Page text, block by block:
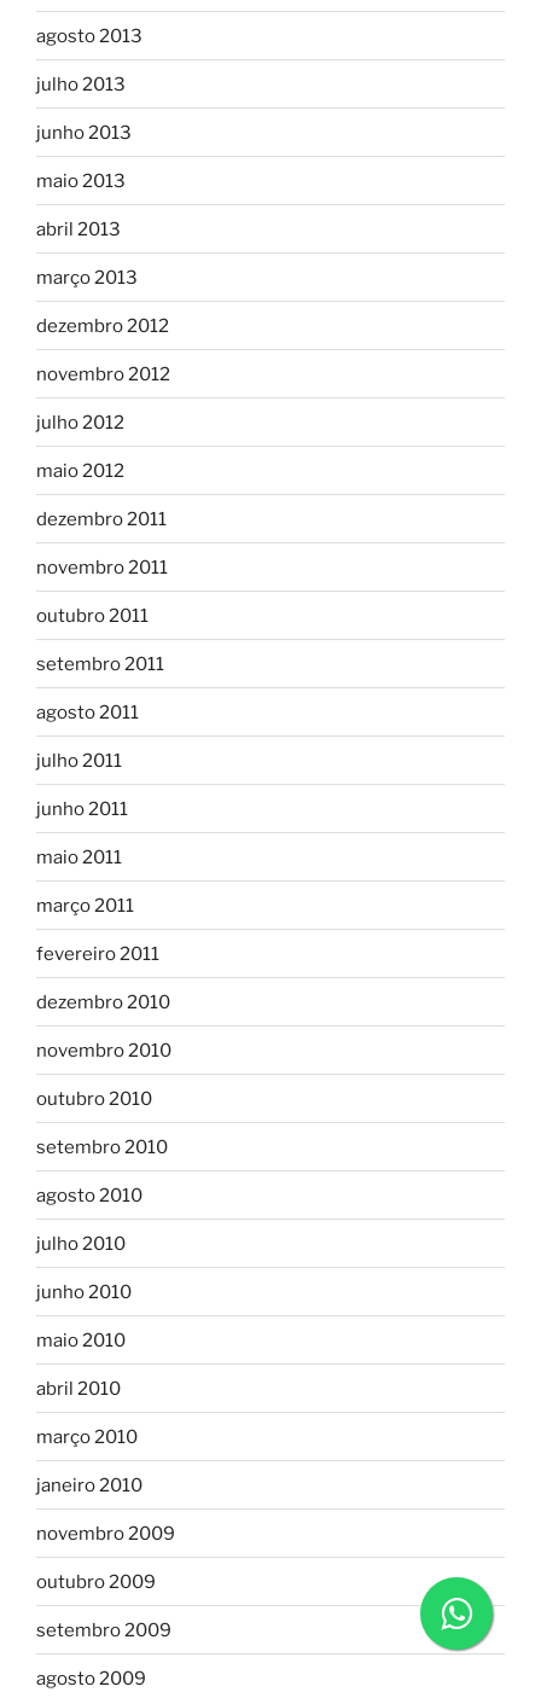
agosto 2013
julho 2013
junho 2013
maio 2013
abril 2013
março 2013
dezembro 2012
novembro 2012
julho 2012
maio 2012
dezembro 2011
novembro 2011
outubro 2011
setembro 2011
agosto 2011
julho 2011
junho 2011
maio 2011
março 2011
fevereiro 2011
dezembro 2010
novembro 2010
outubro 2010
setembro 2010
agosto 2010
julho 2010
junho 2010
maio 2010
abril 2010
março 2010
janeiro 2010
novembro 2009
outubro 2009
setembro 2009
agosto 2009